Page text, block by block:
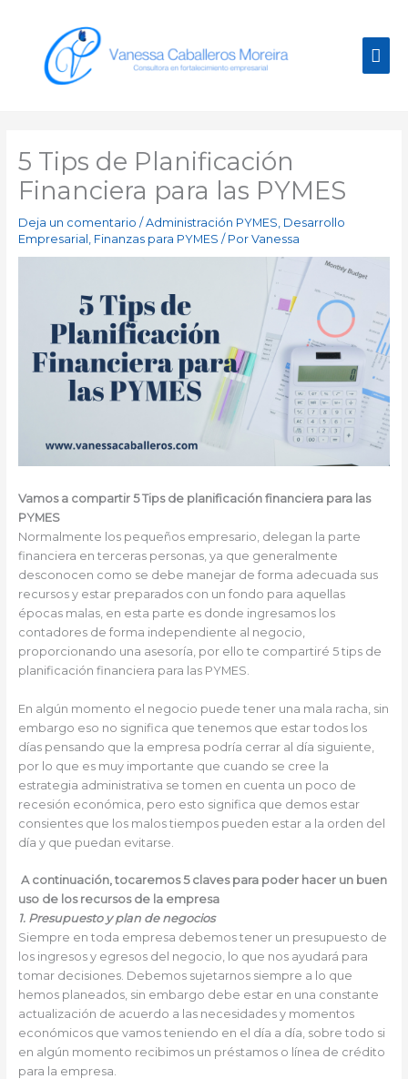
contenido
5 Tips de Planificación
Financiera para las PYMES
Deja un comentario /Administración PYMES Desarrollo
Empresarial Finanzas para PYMES / Por Vanessa
Vamos a compartir 5 Tips de planificación financiera para las
PYMES
Normalmente los pequeños empresario, delegan la parte
financiera en terceras personas, ya que generalmente
desconocen como se debe manejar de forma adecuada sus
recursos y estar preparados con un fondo para aquellas
épocas malas, en esta parte es donde ingresamos los
contadores de forma independiente al negocio,
proporcionando una asesoría, por ello te compartiré 5 tips de
planificación financiera para las PYMES.
En algún momento el negocio puede tener una mala racha, sin
embargo eso no significa que tenemos que estar todos los
días pensando que la empresa podría cerrar al día siguiente,
por lo que es muy importante que cuando se cree la
estrategia administrativa se tomen en cuenta un poco de
recesión económica, pero esto significa que demos estar
consientes que los malos tiempos pueden estar a la orden del
día y que puedan evitarse.
A continuación, tocaremos 5 claves para poder hacer un buen
uso de los recursos de la empresa
1. Presupuesto y plan de negocios
Siempre en toda empresa debemos tener un presupuesto de
los ingresos y egresos del negocio, lo que nos ayudará para
tomar decisiones. Debemos sujetarnos siempre a lo que
hemos planeados, sin embargo debe estar en una constante
actualización de acuerdo a las necesidades y momentos
económicos que vamos teniendo en el día a día, sobre todo si
en algún momento recibimos un préstamos o línea de crédito
para la empresa.